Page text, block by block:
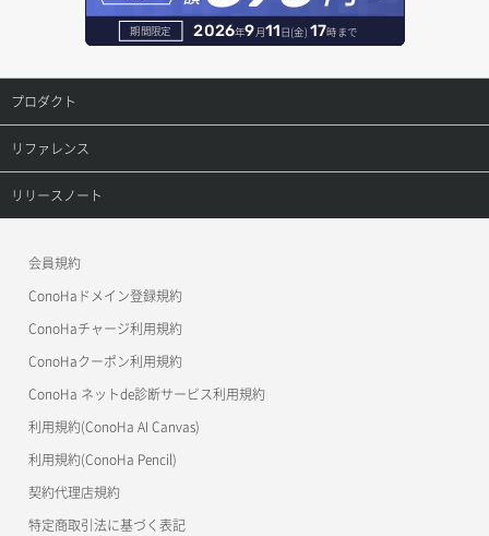
コンテナ削除
一時的Web公開
請求データ一覧取得
レコード更新
レコード詳細取得
レコード追加
DBサーバー追加
DBユーザー一覧取得
DBユーザー削除
DBユーザー更新
DBユーザー詳細取得
DBユーザー追加
DB削除
DB詳細取得
期間限定 2026年9月11日(金) 17時まで
プロダクト
プロダクトトップ
ConoHa VPS(Ver.3.0)
ConoHa for GAME
リファレンス
リファレンストップ
OpenStack CLI
Terraform
s3cmd
公開API(ConoHa VPS Ver.2.0)
リリースノート
会員規約
ConoHaドメイン登録規約
ConoHaチャージ利用規約
ConoHaクーポン利用規約
ConoHa ネットde診断サービス利用規約
利用規約(ConoHa AI Canvas)
利用規約(ConoHa Pencil)
契約代理店規約
特定商取引法に基づく表記